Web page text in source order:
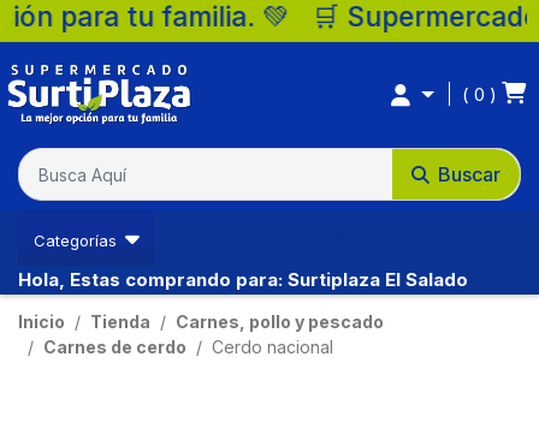
Surtiplaza, la
Buscar
0
Categorías
Hola, Estas comprando para: Surtiplaza El Salado
Inicio Tienda
Carnes, pollo y pescado
Carnes de cerdo
Cerdo nacional